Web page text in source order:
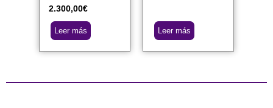
2.300,00€
Leer más Leer más